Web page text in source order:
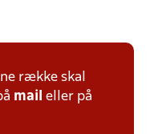
række skal
mail eller på